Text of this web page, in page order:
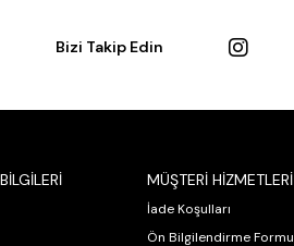
Bizi Takip Edin
MÜŞTERİ HİZMETLERİ
İade Koşulları
Ön Bilgilendirme Formu